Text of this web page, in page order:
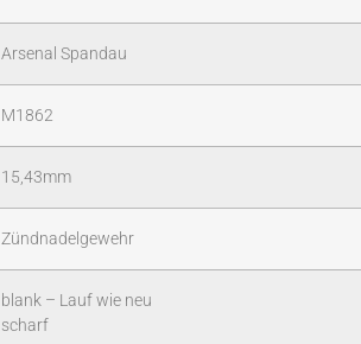
Arsenal Spandau
M1862
15,43mm
Zündnadelgewehr
blank – Lauf wie neu
scharf